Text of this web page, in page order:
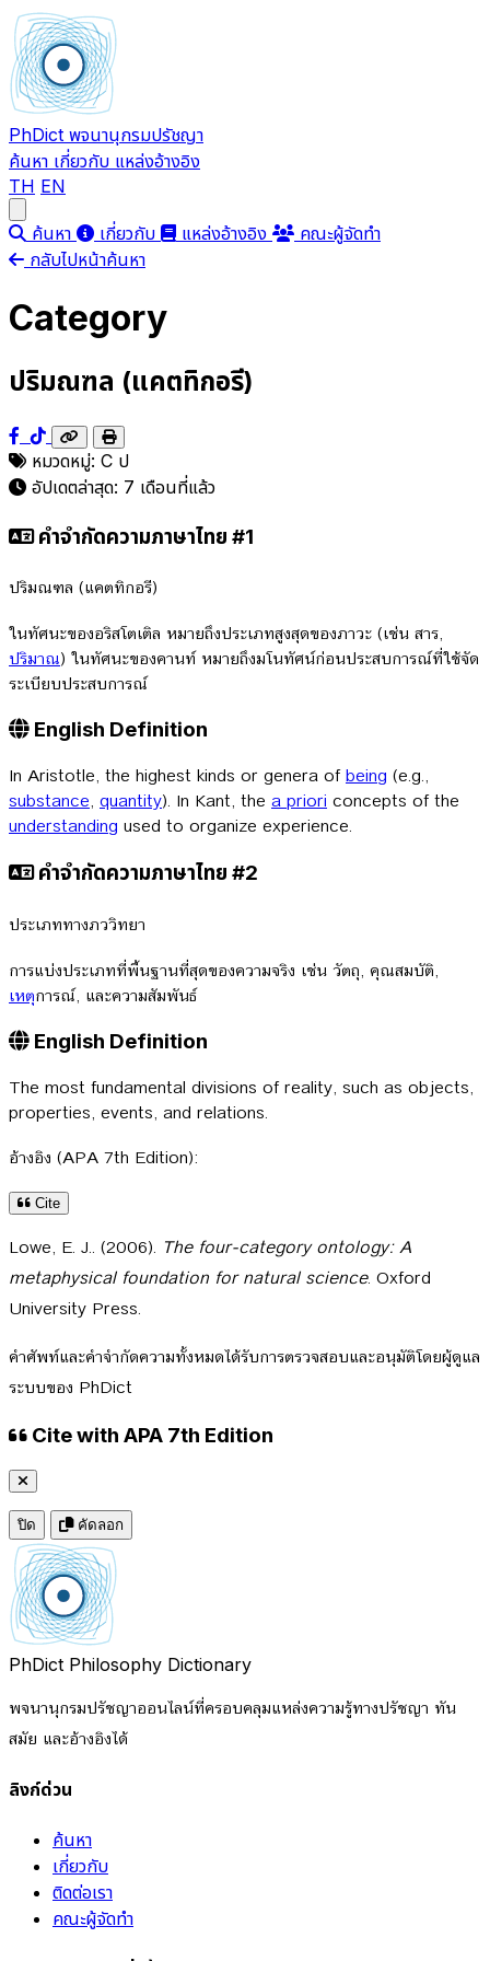
PhDict พจนานุกรมปรัชญา
ค้นหา เกี่ยวกับ แหล่งอ้างอิง
TH EN
ค้นหา เกี่ยวกับ แหล่งอ้างอิง
คณะผู้จัดทำ
กลับไปหน้าค้นหา
Category
ปริมณฑล (แคตทิกอรี)
หมวดหมู่: C ป
อัปเดตล่าสุด: 7 เดือนที่แล้ว
คำจำกัดความภาษาไทย #1
ปริมณฑล (แคตทิกอรี)
ในทัศนะของอริสโตเติล หมายถึงประเภทสูงสุดของภาวะ (เช่น สาร,
ปริมาณ) ในทัศนะของคานท์ หมายถึงมโนทัศน์ก่อนประสบการณ์ที่ใช้จัด
ระเบียบประสบการณ์
English Definition
In Aristotle, the highest kinds or genera ofbeing (e.g.,
substance, quantity). In Kant, the a priori concepts of the
understanding used to organize experience.
คำจำกัดความภาษาไทย #2
ประเภททางภววิทยา
การแบ่งประเภทที่พื้นฐานที่สุดของความจริง เช่น วัตถุ, คุณสมบัติ,
เหตุการณ์, และความสัมพันธ์
English Definition
The most fundamental divisions of reality, such as objects,
properties, events, and relations.
อ้างอิง (APA 7th Edition):
Cite
Lowe, E. J.. (2006). The four-category ontology: A
metaphysical foundation for natural science. Oxford
University Press.
คำศัพท์และคำจำกัดความทั้งหมดได้รับการตรวจสอบและอนุมัติโดยผู้ดูแล
ระบบของ PhDict
Cite with APA 7th Edition
ปิด คัดลอก
PhDict Philosophy Dictionary
พจนานุกรมปรัชญาออนไลน์ที่ครอบคลุมแหล่งความรู้ทางปรัชญา ทัน
สมัย และอ้างอิงได้
ลิงก์ด่วน
ค้นหา
เกี่ยวกับ
ติดต่อเรา
คณะผู้จัดทำ